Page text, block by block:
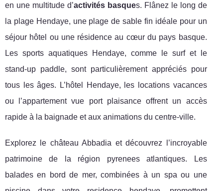
en une multitude d’activités basques. Flânez le long de
la plage Hendaye, une plage de sable fin idéale pour un
séjour hôtel ou une résidence au cœur du pays basque.
Les sports aquatiques Hendaye, comme le surf et le
stand-up paddle, sont particulièrement appréciés pour
tous les âges. L’hôtel Hendaye, les locations vacances
ou l’appartement vue port plaisance offrent un accès
rapide à la baignade et aux animations du centre-ville.
Explorez le château Abbadia et découvrez l’incroyable
patrimoine de la région pyrenees atlantiques. Les
balades en bord de mer, combinées à un spa ou une